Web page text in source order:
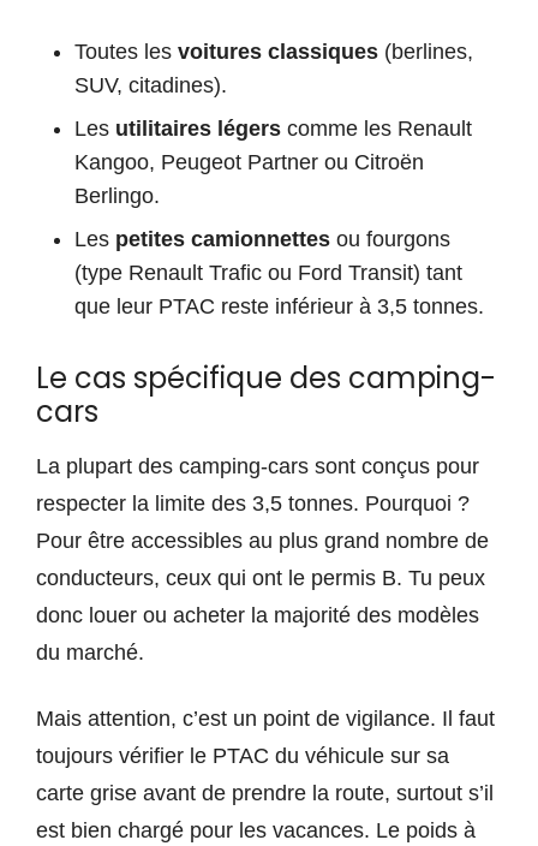
Toutes les voitures classiques (berlines,
SUV, citadines).
Les utilitaires légers comme les Renault
Kangoo, Peugeot Partner ou Citroën
Berlingo.
Les petites camionnettes ou fourgons
(type Renault Trafic ou Ford Transit) tant
que leur PTAC reste inférieur à 3,5 tonnes.
Le cas spécifique des camping-
cars
La plupart des camping-cars sont conçus pour
respecter la limite des 3,5 tonnes. Pourquoi ?
Pour être accessibles au plus grand nombre de
conducteurs, ceux qui ont le permis B. Tu peux
donc louer ou acheter la majorité des modèles
du marché.
Mais attention, c’est un point de vigilance. Il faut
toujours vérifier le PTAC du véhicule sur sa
carte grise avant de prendre la route, surtout s’il
est bien chargé pour les vacances. Le poids à